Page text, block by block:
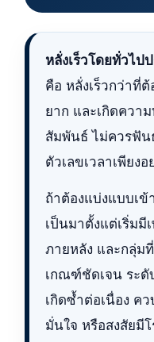
หลั่งเร็วโดยทั่วไป
คือ หลั่งเร็วกว่าที่
ยาก และเกิดควา
สัมพันธ์ ไม่ควรฟัน
ตัวเลขเวลาเพียงอ
ถ้าต้องแบ่งแบบเข้
เป็นมาตั้งแต่เริ่มมี
ภายหลัง และกลุ่ม
เกณฑ์ชัดเจน ระดั
เกิดซ้ำต่อเนื่อง ค
มั่นใจ หรือสงสัยมี